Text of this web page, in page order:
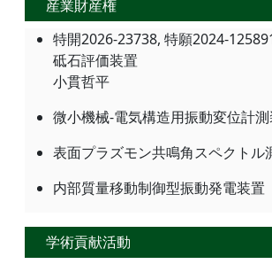
産業財産権
特開2026-23738, 特願2024-
砥石評価装置
小貫哲平
微小機械-電気構造用振動変位計
表面プラズモン共鳴角スペクトル
内部質量移動制御型振動発電装置
学術貢献活動